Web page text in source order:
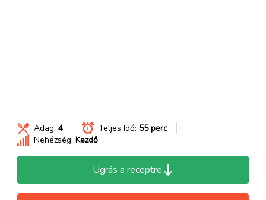
Adag: 4 Teljes Idő: 55 perc
Nehézség: Kezdő
Ugrás a receptre